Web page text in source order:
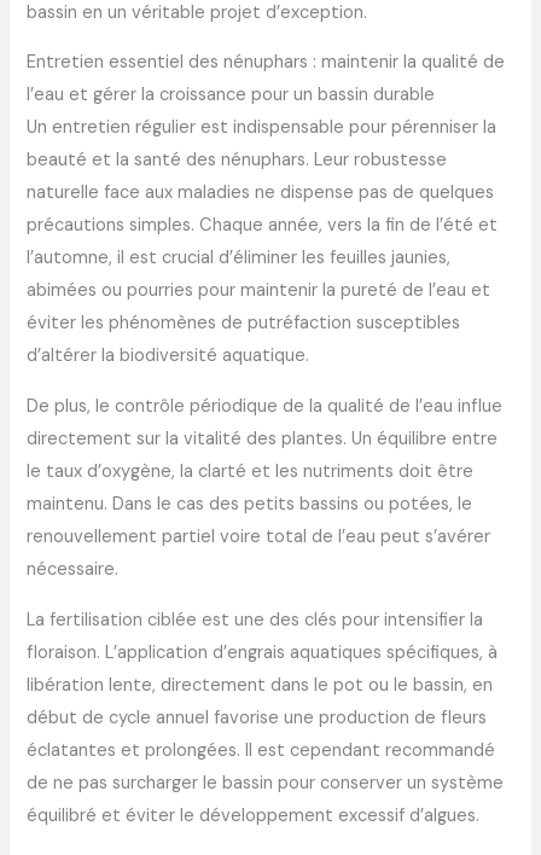
bassin en un véritable projet d’exception.
Entretien essentiel des nénuphars : maintenir la qualité de
l’eau et gérer la croissance pour un bassin durable
Un entretien régulier est indispensable pour pérenniser la
beauté et la santé des nénuphars. Leur robustesse
naturelle face aux maladies ne dispense pas de quelques
précautions simples. Chaque année, vers la fin de l’été et
l’automne, il est crucial d’éliminer les feuilles jaunies,
abimées ou pourries pour maintenir la pureté de l’eau et
éviter les phénomènes de putréfaction susceptibles
d’altérer la biodiversité aquatique.
De plus, le contrôle périodique de la qualité de l’eau influe
directement sur la vitalité des plantes. Un équilibre entre
le taux d’oxygène, la clarté et les nutriments doit être
maintenu. Dans le cas des petits bassins ou potées, le
renouvellement partiel voire total de l’eau peut s’avérer
nécessaire.
La fertilisation ciblée est une des clés pour intensifier la
floraison. L’application d’engrais aquatiques spécifiques, à
libération lente, directement dans le pot ou le bassin, en
début de cycle annuel favorise une production de fleurs
éclatantes et prolongées. Il est cependant recommandé
de ne pas surcharger le bassin pour conserver un système
équilibré et éviter le développement excessif d’algues.